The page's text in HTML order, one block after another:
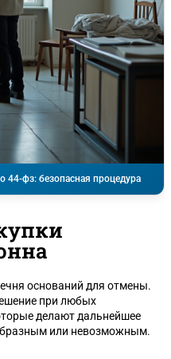
44-фз: безопасная процедура
оснований для отмены.
при любых
делают дальнейшее
или невозможным.